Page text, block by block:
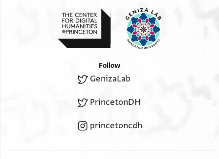
Follow
GenizaLab
PrincetonDH
princetoncdh